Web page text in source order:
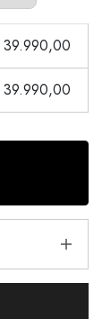
39.990,00
39.990,00